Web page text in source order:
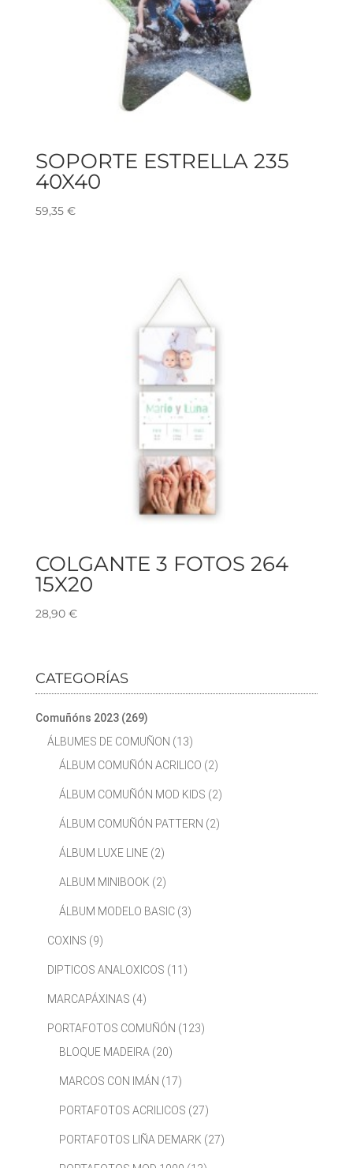
SOPORTE ESTRELLA 235
40X40
59,35 €
COLGANTE 3 FOTOS 264
15X20
28,90 €
CATEGORÍAS
Comuñóns 2023 (269)
ÁLBUMES DE COMUÑON (13)
ÁLBUM COMUÑÓN ACRILICO (2)
ÁLBUM COMUÑÓN MOD KIDS (2)
ÁLBUM COMUÑÓN PATTERN (2)
ÁLBUM LUXE LINE (2)
ALBUM MINIBOOK (2)
ÁLBUM MODELO BASIC (3)
COXINS (9)
DIPTICOS ANALOXICOS (11)
MARCAPÁXINAS (4)
PORTAFOTOS COMUÑÓN (123)
BLOQUE MADEIRA (20)
MARCOS CON IMÁN (17)
PORTAFOTOS ACRILICOS (27)
PORTAFOTOS LIÑA DEMARK (27)